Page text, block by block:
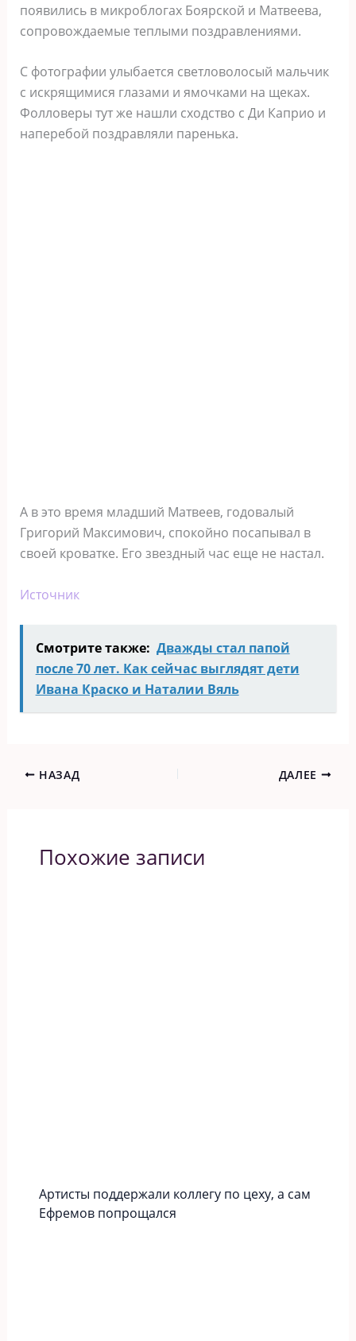
появились в микроблогах Боярской и Матвеева,
сопровождаемые теплыми поздравлениями.
С фотографии улыбается светловолосый мальчик
с искрящимися глазами и ямочками на щеках.
Фолловеры тут же нашли сходство с Ди Каприо и
наперебой поздравляли паренька.
А в это время младший Матвеев, годовалый
Григорий Максимович, спокойно посапывал в
своей кроватке. Его звездный час еще не настал.
Источник
Смотрите также: Дважды стал папой
после 70 лет. Как сейчас выглядят дети
Ивана Краско и Наталии Вяль
НАЗАД ДАЛЕЕ
Похожие записи
Артисты поддержали коллегу по цеху, а сам
Ефремов попрощался